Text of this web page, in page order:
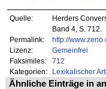
Quelle:
Herders
Band 4, S. 712.
Permalink:
http://
Lizenz:
Gemeinfrei
Faksimiles:
712
Kategorien:
Lexikalischer
Ähnliche Einträge in